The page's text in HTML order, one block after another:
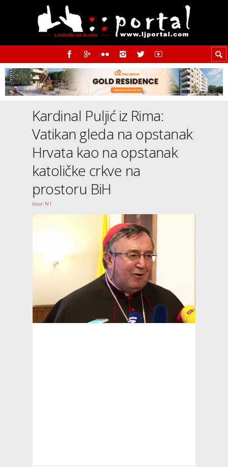
Kardinal Puljić iz Rima:
Vatikan gleda na opstanak
Hrvata kao na opstanak
katoličke crkve na
prostoru BiH
Izvor: N1